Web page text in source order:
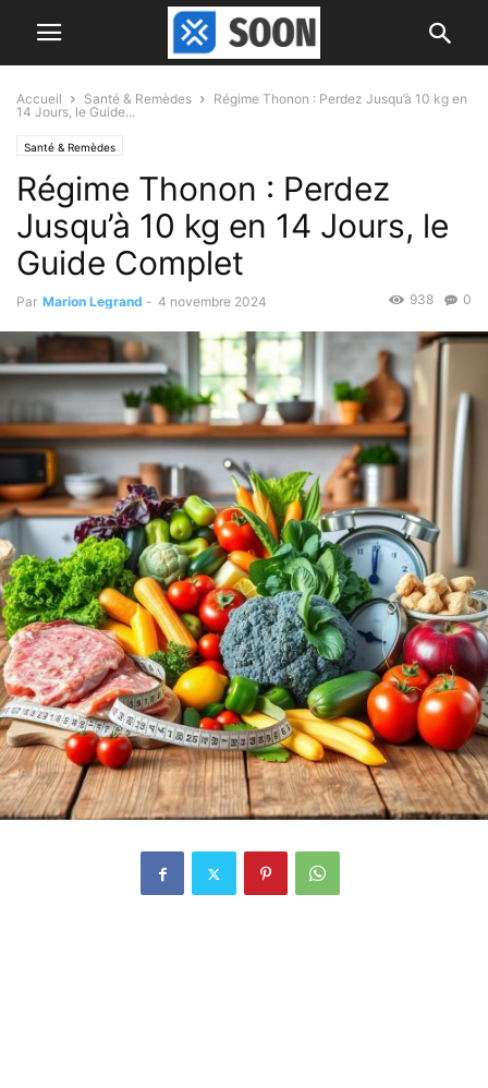
Accueil Santé & Remèdes
Régime Thonon : Perdez Jusqu’à 10 kg en
14 Jours, le Guide...
Santé & Remèdes
Régime Thonon : Perdez
Jusqu’à 10 kg en 14 Jours, le
Guide Complet
Par Marion Legrand - 4 novembre 2024 0
938